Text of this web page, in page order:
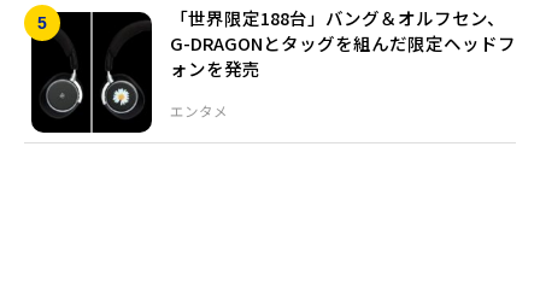
エンタメ
「世界限定188台」バング＆オルフセン、
G-DRAGONとタッグを組んだ限定ヘッドフ
ォンを発売